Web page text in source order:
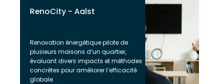
RenoCity - Aalst
Renovation énergétique pilote de
plusieurs maisons d’un quartier,
évaluant divers impacts et méthodes
concrètes pour améliorer l’efficacité
globale.